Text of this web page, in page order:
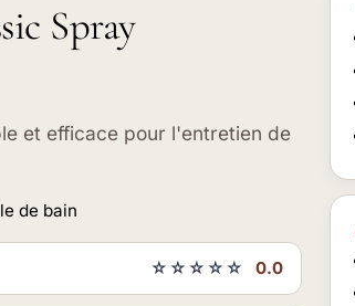
Spray
et efficace pour l'entretien de
de bain
☆☆☆☆☆ 0.0